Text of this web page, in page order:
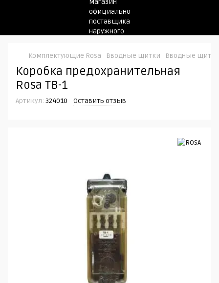
Комплектующие Rosa Вводные щитки Вводные щитки
Коробка предохранительная
Rosa TB-1
Артикул: 324010 Оставить отзыв